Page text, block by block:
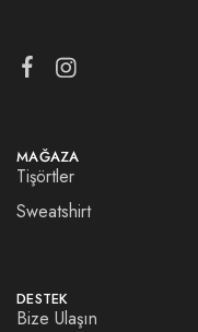
MAĞAZA
Tişörtler
Sweatshirt
DESTEK
Bize Ulaşın